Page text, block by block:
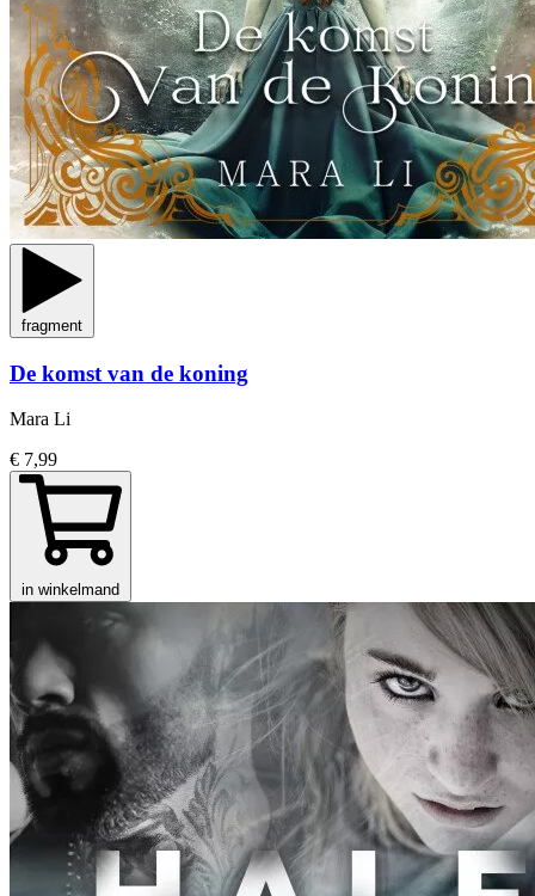
fragment
De komst van de koning
Mara Li
€ 7,99
in winkelmand